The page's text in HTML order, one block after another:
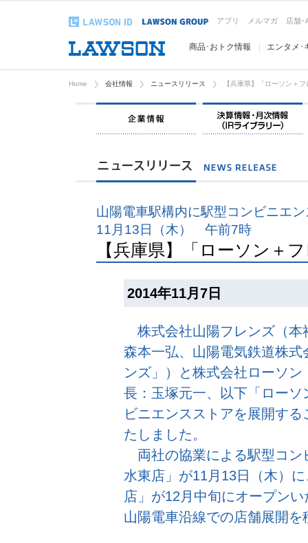
アプリ メルマガ 店舗･
商品･おトク情報 エンタメ･
Home 会社情報 ニュースリリース 【兵庫県】「ローソン＋
企業情報
山陽電車駅構内に駅型コンビニエ
11月13日（木） 午前7時
【兵庫県】「ローソン＋
2014年11月7日
株式会社山陽フレンズ（本
森本一弘、山陽電気鉄道株
ンズ」）と株式会社ローソ
長：玉塚元一、以下「ロー
ビニエンスストアを展開す
たしました。
両社の協業による駅型コン
水東店」が11月13日（木）
店」が12月中旬にオープン
山陽電車沿線での店舗展開